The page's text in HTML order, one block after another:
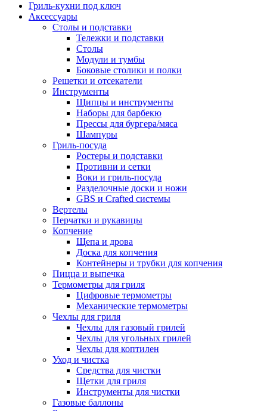
Гриль-кухни под ключ
Аксессуары
Столы и подставки
Тележки и подставки
Столы
Модули и тумбы
Боковые столики и полки
Решетки и отсекатели
Инструменты
Щипцы и инструменты
Наборы для барбекю
Прессы для бургера/мяса
Шампуры
Гриль-посуда
Ростеры и подставки
Противни и сетки
Воки и гриль-посуда
Разделочные доски и ножи
GBS и Crafted системы
Вертелы
Перчатки и рукавицы
Копчение
Щепа и дрова
Доска для копчения
Контейнеры и трубки для копчения
Пицца и выпечка
Термометры для гриля
Цифровые термометры
Механические термометры
Чехлы для гриля
Чехлы для газовый грилей
Чехлы для угольных грилей
Чехлы для коптилен
Уход и чистка
Средства для чистки
Щетки для гриля
Инструменты для чистки
Газовые баллоны